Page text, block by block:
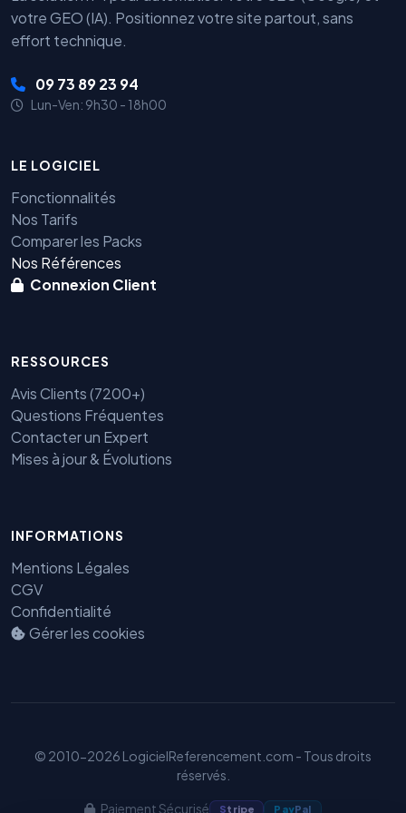
votre GEO (IA). Positionnez votre site partout, sans
effort technique.
09 73 89 23 94
Lun-Ven: 9h30 - 18h00
LE LOGICIEL
Fonctionnalités
Nos Tarifs
Comparer les Packs
Nos Références
Connexion Client
RESSOURCES
Avis Clients (7200+)
Questions Fréquentes
Contacter un Expert
Mises à jour & Évolutions
INFORMATIONS
Mentions Légales
CGV
Confidentialité
Gérer les cookies
© 2010-2026 LogicielReferencement.com - Tous droits
réservés.
Paiement Sécurisé Stripe PayPal